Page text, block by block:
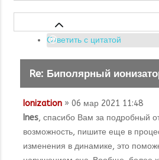
Ответить с цитатой
Re: Биполярный
Ionization » 06 мар 2021 11:48
Ines, спасибо Вам за подробный
возможность, пишите еще в
изменения в динамике, это